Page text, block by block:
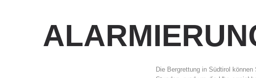
Die Bergrettung in Südtirol